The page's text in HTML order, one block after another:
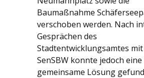
Baumaßnahme
verschoben werden. Nach
Gesprächen des
Stadtentwicklungsamtes
SenSBW konnte jedoch eine
gemeinsame Lösung